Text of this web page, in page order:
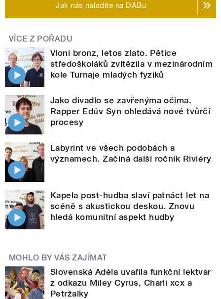
Jak nás naladíte na DABu
VÍCE Z POŘADU
Vloni bronz, letos zlato. Pětice
středoškoláků zvítězila v mezinárodním
kole Turnaje mladých fyziků
Jako divadlo se zavřenýma očima.
Rapper Edúv Syn ohledává nové tvůrčí
procesy
Labyrint ve všech podobách a
významech. Začíná další ročník Riviéry
Kapela post-hudba slaví patnáct let na
scéně s akustickou deskou. Znovu
hledá komunitní aspekt hudby
MOHLO BY VÁS ZAJÍMAT
Slovenská Adéla uvařila funkční lektvar
z odkazu Miley Cyrus, Charli xcx a
Petržalky